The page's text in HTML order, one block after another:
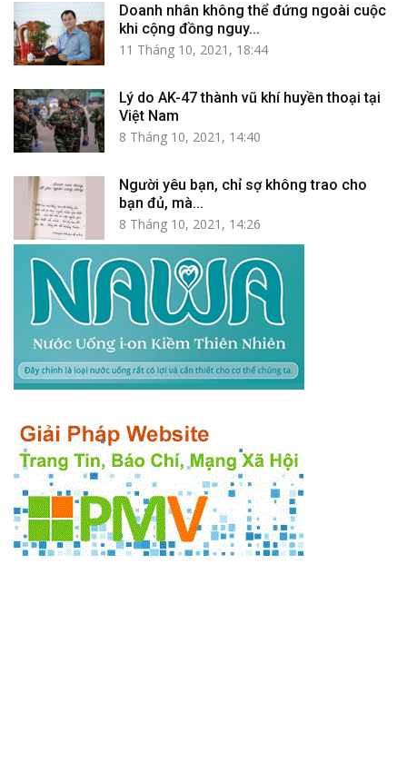
Doanh nhân không thể đứng ngoài cuộc
khi cộng đồng nguy...
11 Tháng 10, 2021, 18:44
Lý do AK-47 thành vũ khí huyền thoại tại
Việt Nam
8 Tháng 10, 2021, 14:40
Người yêu bạn, chỉ sợ không trao cho
bạn đủ, mà...
8 Tháng 10, 2021, 14:26